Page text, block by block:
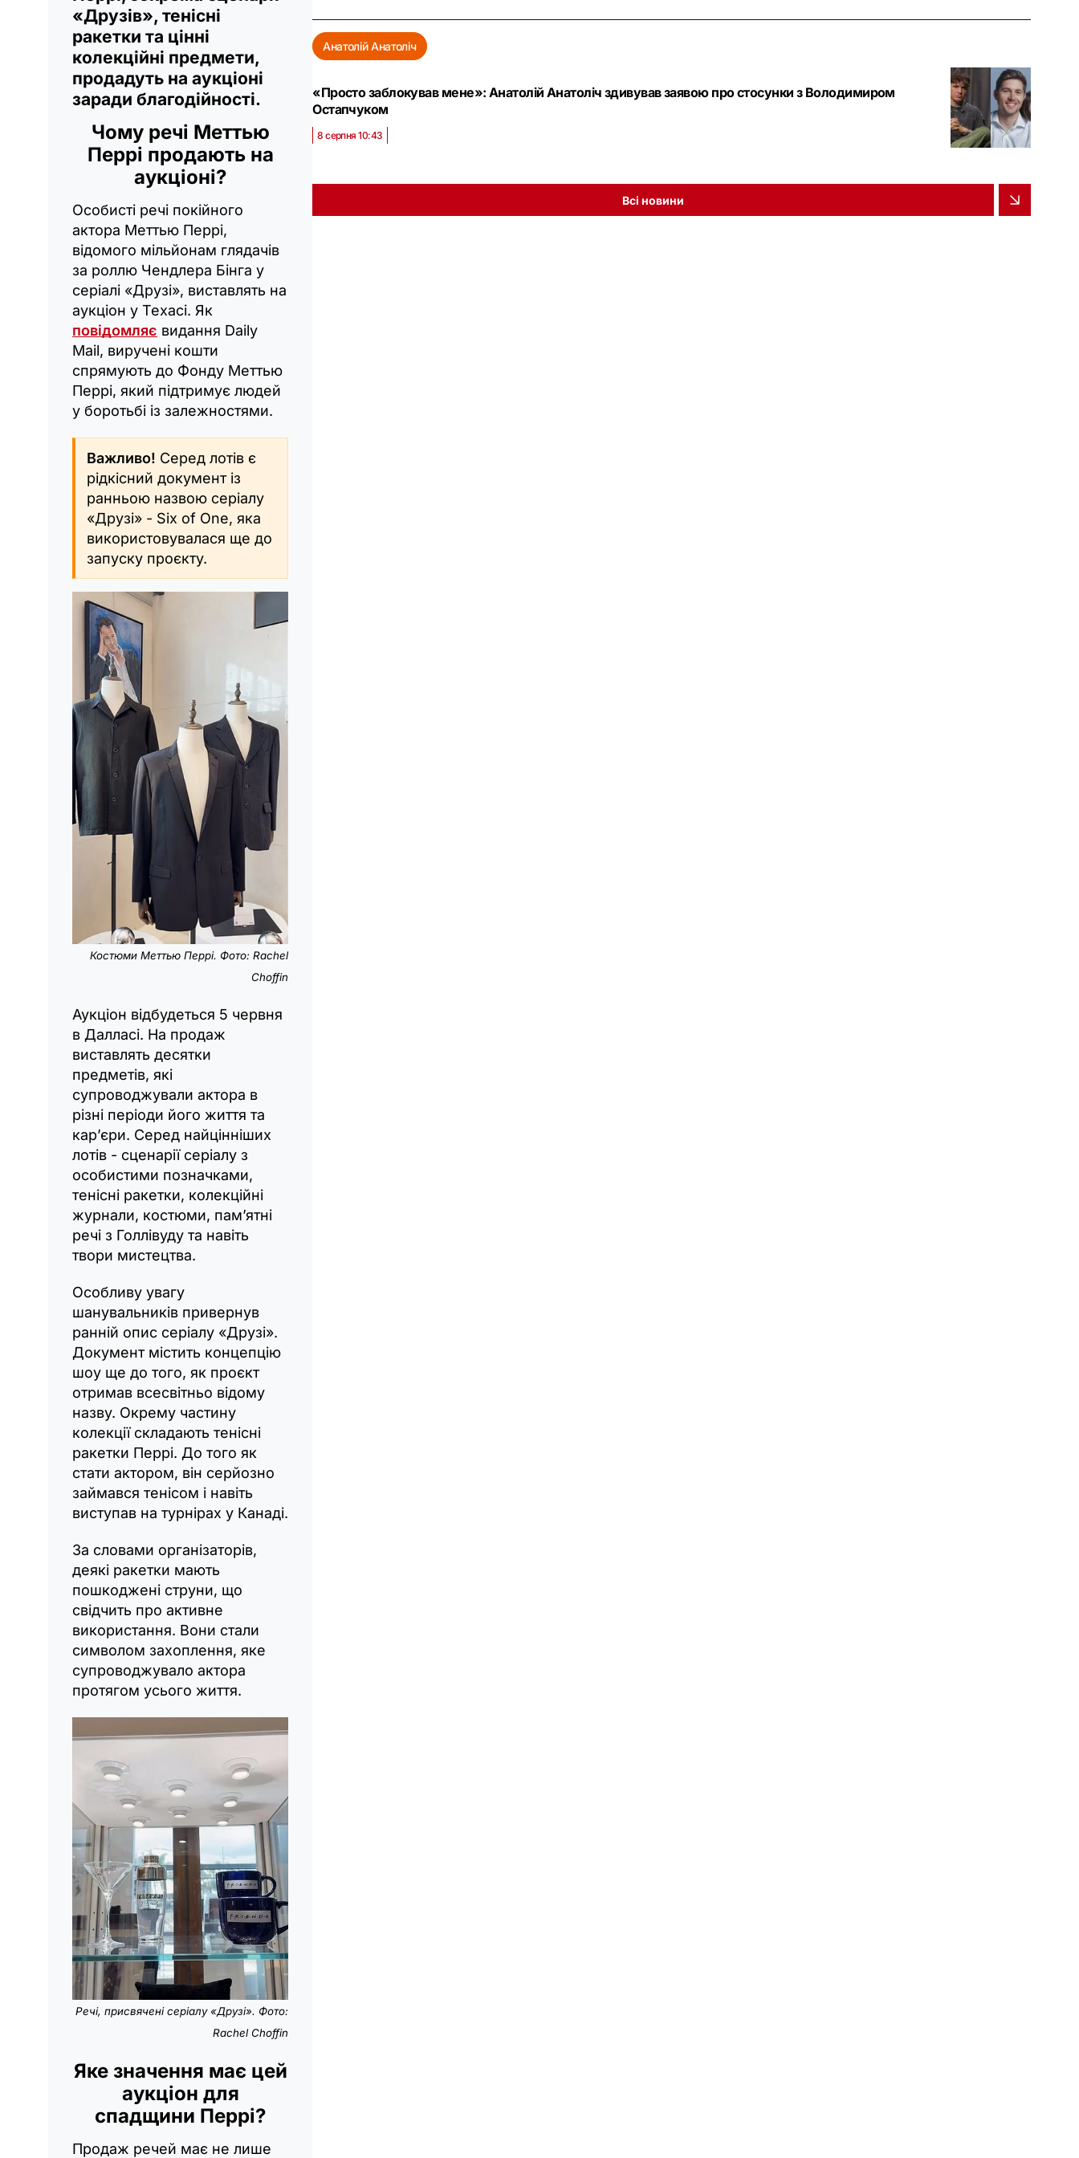
«Друзів», тенісні
ракетки та цінні
колекційні предмети,
продадуть на аукціоні
заради благодійності.
Чому речі Меттью
Перрі продають на
аукціоні?
Особисті речі покійного
актора Меттью Перрі,
відомого мільйонам глядачів
за роллю Чендлера Бінга у
серіалі «Друзі», виставлять на
аукціон у Техасі. Як
повідомляє видання Daily
Mail, виручені кошти
спрямують до Фонду Меттью
Перрі, який підтримує людей
у боротьбі із залежностями.
Важливо! Серед лотів є
рідкісний документ із
ранньою назвою серіалу
«Друзі» - Six of One, яка
використовувалася ще до
запуску проєкту.
Костюми Меттью Перрі. Фото: Rachel
Choffin
Аукціон відбудеться 5 червня
в Далласі. На продаж
виставлять десятки
предметів, які
супроводжували актора в
різні періоди його життя та
кар’єри. Серед найцінніших
лотів - сценарії серіалу з
особистими позначками,
тенісні ракетки, колекційні
журнали, костюми, пам’ятні
речі з Голлівуду та навіть
твори мистецтва.
Особливу увагу
шанувальників привернув
ранній опис серіалу «Друзі».
Документ містить концепцію
шоу ще до того, як проєкт
отримав всесвітньо відому
назву. Окрему частину
колекції складають тенісні
ракетки Перрі. До того як
стати актором, він серйозно
займався тенісом і навіть
виступав на турнірах у Канаді.
За словами організаторів,
деякі ракетки мають
пошкоджені струни, що
свідчить про активне
використання. Вони стали
символом захоплення, яке
супроводжувало актора
протягом усього життя.
Речі, присвячені серіалу «Друзі». Фото:
Rachel Choffin
Яке значення має цей
аукціон для
спадщини Перрі?
Продаж речей має не лише
Анатолій Анатоліч
«Просто заблокував мене»: Анатолій Анатоліч здивував заявою про стосунки з Володимиром
Остапчуком
8 серпня 10:43
Всі новини